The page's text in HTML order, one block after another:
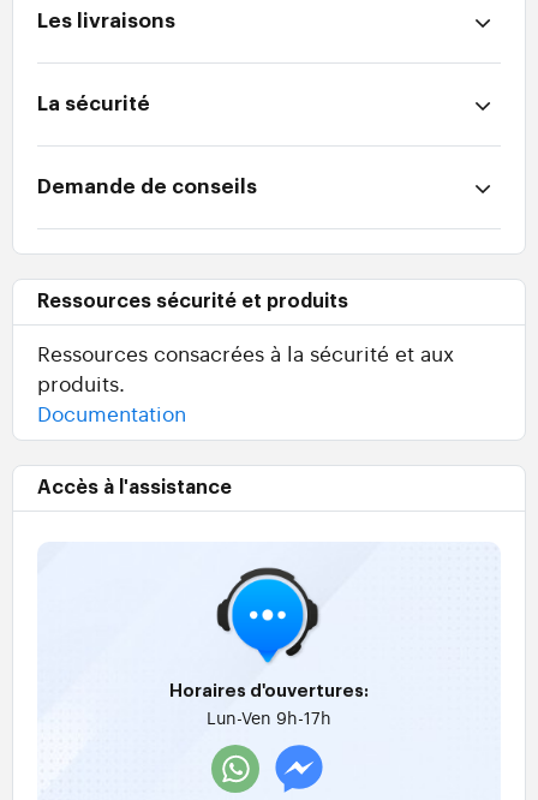
Les livraisons
La sécurité
Demande de conseils
Ressources sécurité et produits
Ressources consacrées à la sécurité et aux
produits.
Documentation
Accès à l'assistance
Horaires d'ouvertures:
Lun-Ven 9h-17h